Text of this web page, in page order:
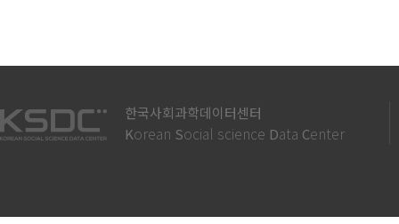
한국사회과학데이터센터
Korean Social science Data Center